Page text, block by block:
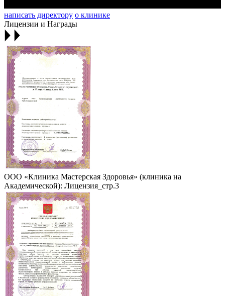
написать директору о клинике
Лицензии и Награды
ООО «Клиника Мастерская Здоровья» (клиника на
Академической): Лицензия_стр.3